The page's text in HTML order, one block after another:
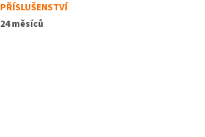
PŘÍSLUŠENSTVÍ
24 měsíců